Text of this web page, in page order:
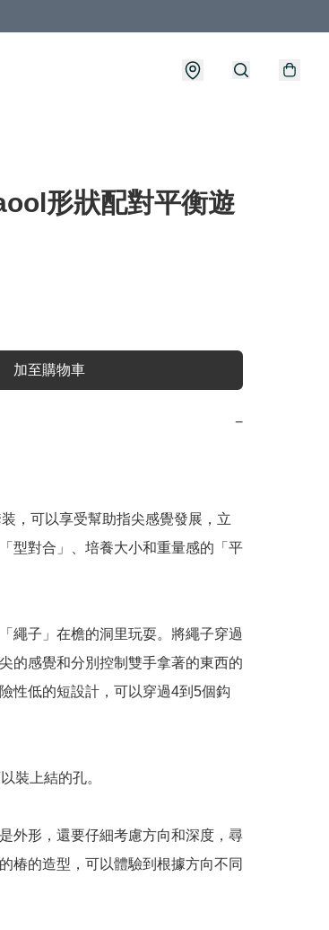
形狀配對平衡遊
加至購物車
−
，可以享受幫助指尖感覺發展，立
型對合」、培養大小和重量感的「平
繩子」在檐的洞里玩耍。將繩子穿過
的感覺和分別控制雙手拿著的東西的
性低的短設計，可以穿過4到5個鈎
裝上結的孔。
外形，還要仔細考慮方向和深度，尋
椿的造型，可以體驗到根據方向不同